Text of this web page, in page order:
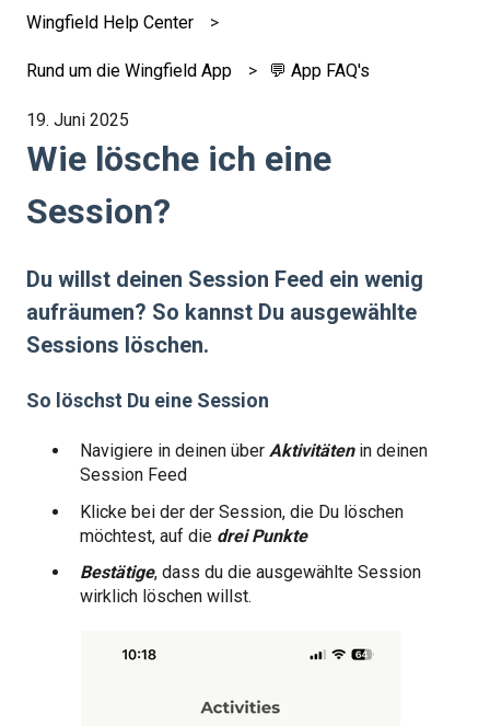
Wingfield Help Center
Rund um die Wingfield App 💬 App FAQ's
19. Juni 2025
Wie lösche ich eine
Session?
Du willst deinen Session Feed ein wenig
aufräumen? So kannst Du ausgewählte
Sessions löschen.
So löschst Du eine Session
Navigiere in deinen über Aktivitätenin deinen
Session Feed
Klicke bei der der Session, die Du löschen
möchtest, auf die drei Punkte
Bestätige, dass du die ausgewählte Session
wirklich löschen willst.